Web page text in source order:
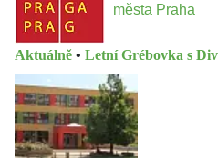
města Praha
Aktuálně • Letní Grébovka s